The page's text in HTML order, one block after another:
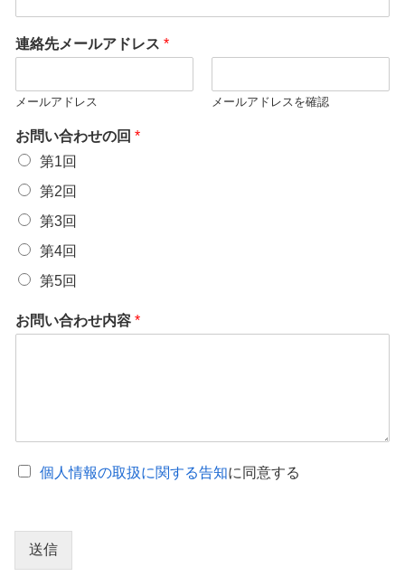
連絡先メールアドレス *
メールアドレス メールアドレスを確認
お問い合わせの回 *
第1回
第2回
第3回
第4回
第5回
お問い合わせ内容 *
個人情報の取扱に関する告知に同意する
送信